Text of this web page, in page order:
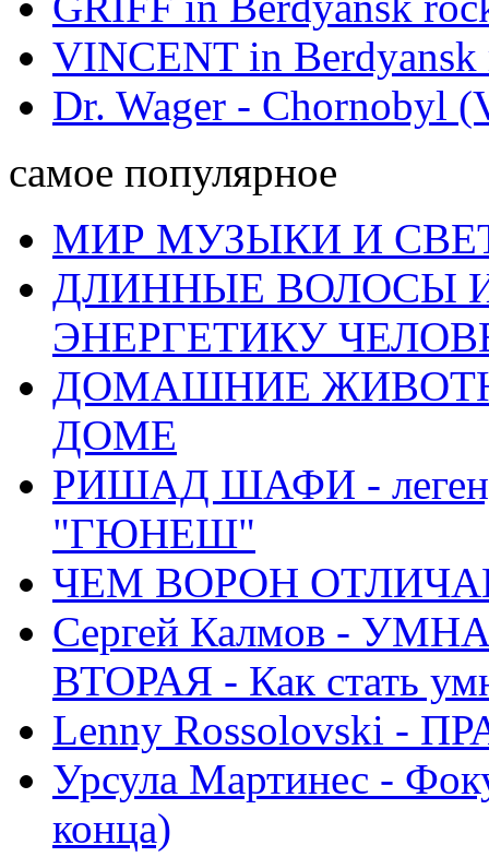
VINCENT in
Dr. Wager - Chornobyl
самое популярное
МИР МУЗЫКИ И
ДЛИННЫЕ ВОЛОСЫ
ЭНЕРГЕТИКУ
ДОМАШНИЕ
ДОМЕ
РИШАД ШАФИ -
"ГЮНЕШ"
ЧЕМ ВОРОН
Сергей Калмов -
ВТОРАЯ - Как стать
Lenny Rossolovski -
Урсула Мартинес -
конца)